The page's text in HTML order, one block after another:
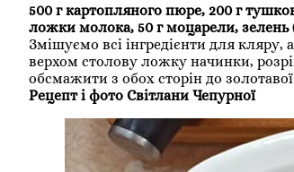
500 г картопляного пюре, 200 г
ложки молока, 50 г моцарели,
Змішуємо всі інгредієнти для
верхом столову ложку начинки,
обсмажити з обох сторін до
Рецепт і фото Світлани Чепурної